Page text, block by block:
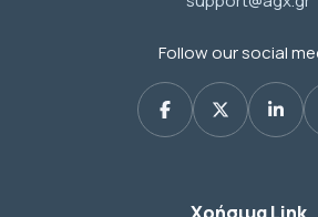
Follow our social